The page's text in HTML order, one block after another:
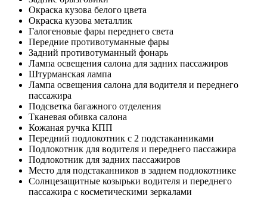
Окраска кузова белого цвета
Окраска кузова металлик
Галогеновые фары переднего света
Передние противотуманные фары
Задний противотуманный фонарь
Лампа освещения салона для задних пассажиров
Штурманская лампа
Лампа освещения салона для водителя и переднего
пассажира
Подсветка багажного отделения
Тканевая обивка салона
Кожаная ручка КПП
Передний подлокотник с 2 подстаканниками
Подлокотник для водителя и переднего пассажира
Подлокотник для задних пассажиров
Место для подстаканников в заднем подлокотнике
Солнцезащитные козырьки водителя и переднего
пассажира с косметическими зеркалами